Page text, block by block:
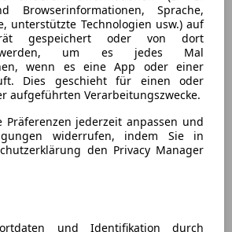
Browserinformationen, Sprache,
unterstützte Technologien usw.) auf
gespeichert oder von dort
werden, um es jedes Mal
wenn es eine App oder einer
Dies geschieht für einen oder
aufgeführten Verarbeitungszwecke.
Präferenzen jederzeit anpassen und
widerrufen, indem Sie in
den Privacy Manager
und Identifikation durch